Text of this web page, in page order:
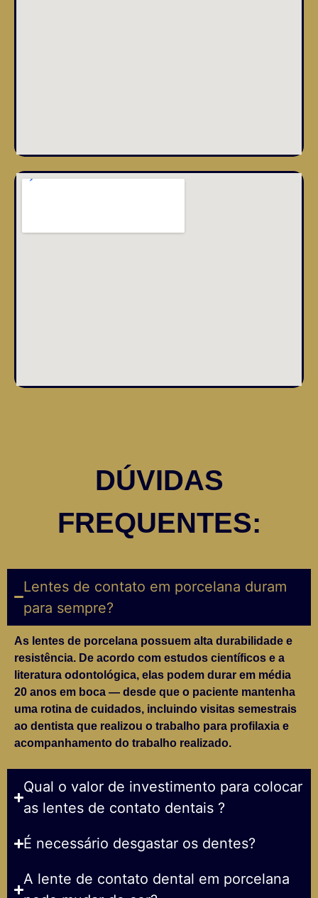
DÚVIDAS
FREQUENTES:
Lentes de contato em porcelana duram
para sempre?
As lentes de porcelana possuem alta durabilidade e
resistência. De acordo com estudos científicos e a
literatura odontológica, elas podem durar em média
20 anos em boca — desde que o paciente mantenha
uma rotina de cuidados, incluindo visitas semestrais
ao dentista que realizou o trabalho para profilaxia e
acompanhamento do trabalho realizado.
Qual o valor de investimento para colocar
as lentes de contato dentais ?
É necessário desgastar os dentes?
A lente de contato dental em porcelana